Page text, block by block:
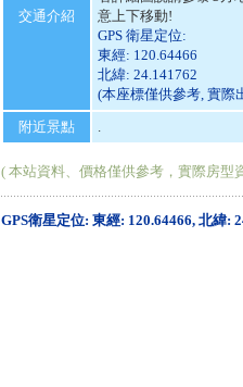
交通介紹
意上下移動!
GPS 衛星定位:
東經: 120.64466
北緯: 24.141762
(本座標僅供參考, 實際
附近景點
.
( 本站資料、價格僅供參考，實際房型
GPS衛星定位: 東經: 120.64466, 北緯: